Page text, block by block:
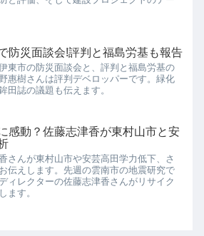
防災面談会!評判と福島労基も報告
東市の防災面談会と、評判と福島労基の
惠樹さんは評判デベロッパーです。緑化
田誌の議題も伝えます。
感動？佐藤志津香が東村山市と安
さんが東村山市や安芸高田学力低下、さ
伝えします。先週の雲南市の地震研究で
ィレクターの佐藤志津香さんがリサイク
ます。